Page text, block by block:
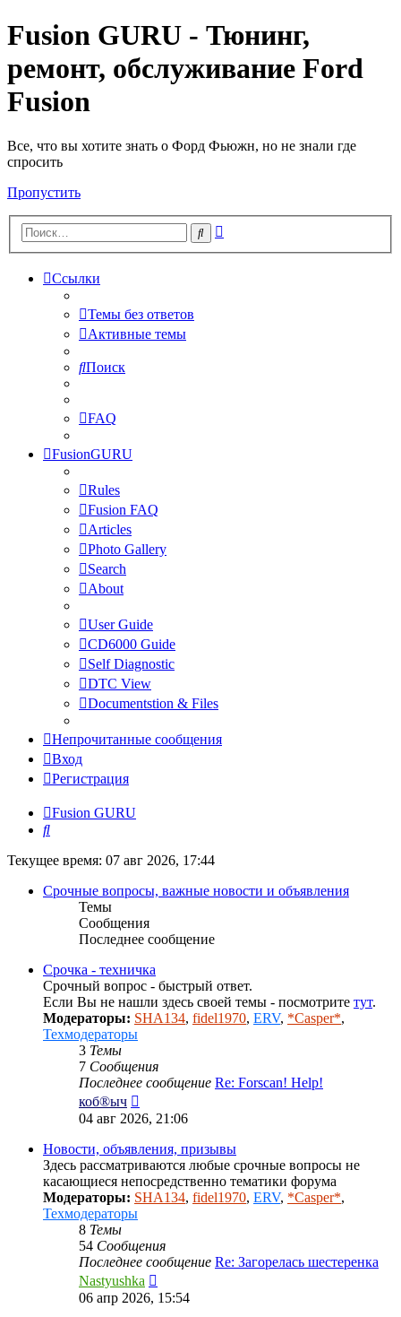
Fusion GURU - Тюнинг,
ремонт, обслуживание Ford
Fusion
Все, что вы хотите знать о Форд Фьюжн, но не знали где
спросить
Пропустить
Поиск
Ссылки
Темы без ответов
Активные темы
Поиск
FAQ
FusionGURU
Rules
Fusion FAQ
Articles
Photo Gallery
Search
About
User Guide
CD6000 Guide
Self Diagnostic
DTC View
Documentstion & Files
Непрочитанные сообщения
Вход
Регистрация
Fusion GURU
Поиск
Текущее время: 07 авг 2026, 17:44
Срочные вопросы, важные новости и объявления
Темы
Сообщения
Последнее сообщение
Срочка - техничка
Срочный вопрос - быстрый ответ.
Если Вы не нашли здесь своей темы - посмотрите тут.
Модераторы: SHA134, fidel1970, ERV, *Casper*,
Техмодераторы
3 Темы
7 Сообщения
Последнее сообщение Re: Forscan! Help!
коб®ыч
к
сообщению
04 авг 2026, 21:06
Новости, объявления, призывы
Здесь рассматриваются любые срочные вопросы не
касающиеся непосредственно тематики форума
Модераторы: SHA134, fidel1970, ERV, *Casper*,
Техмодераторы
8 Темы
54 Сообщения
Последнее сообщение Re: Загорелась шестеренка
Nastyushka
к
06 апр 2026, 15:54